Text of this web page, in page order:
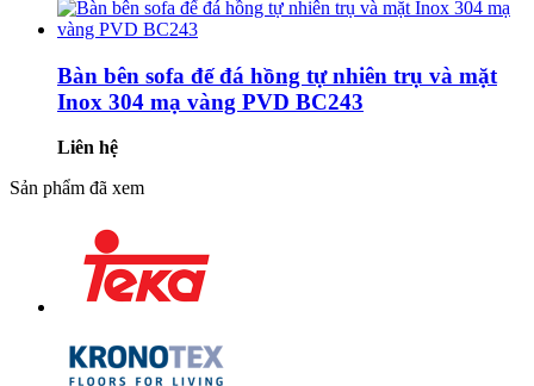
Bàn bên sofa đế đá hồng tự nhiên trụ và mặt
Inox 304 mạ vàng PVD BC243
Liên hệ
Sản phẩm đã xem